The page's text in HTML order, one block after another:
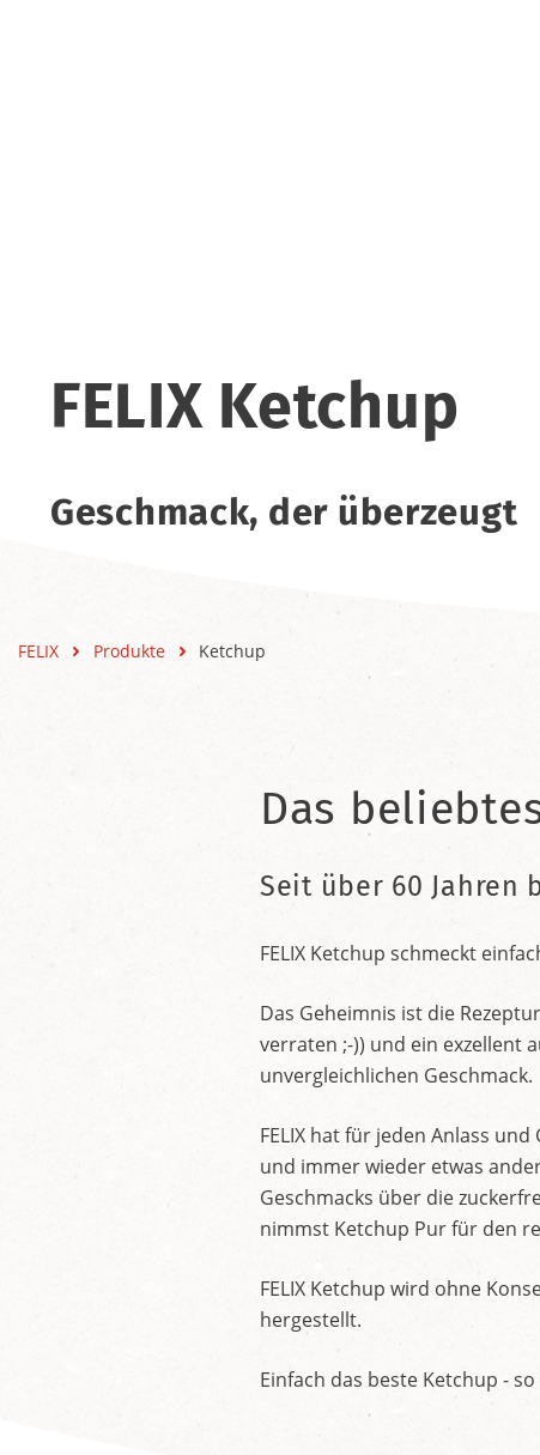
FELIX Ketchup
Geschmack, der überzeugt
FELIX Produkte Ketchup
Das
Seit über 60 Jahren
FELIX Ketchup schmeckt
Das Geheimnis ist die
verraten ;-)) und ein exzellent
unvergleichlichen Geschmack.
FELIX hat für jeden Anlass
und immer wieder etwas
Geschmacks über die
nimmst Ketchup Pur für den
FELIX Ketchup wird ohne
hergestellt.
Einfach das beste Ketchup - so